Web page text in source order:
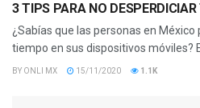
3 TIPS PARA NO
¿Sabías que las personas en México
tiempo en sus dispositivos móviles?
BY ONLI MX 15/11/2020 1.1K